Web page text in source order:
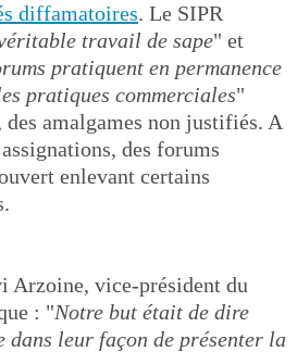
diffamatoires. Le SIPR
travail de sape" et
pratiquent en permanence
pratiques commerciales"
amalgames non justifiés. A
des forums
enlevant certains
Arzoine, vice-président du
: "Notre but était de dire
dans leur façon de présenter la